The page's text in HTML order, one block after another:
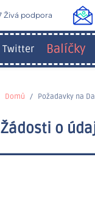
Živá podpora
Twitter Balíčky
Domů Požadavky na
Žádosti o